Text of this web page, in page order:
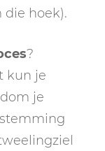
hoek).
?
kun je
je